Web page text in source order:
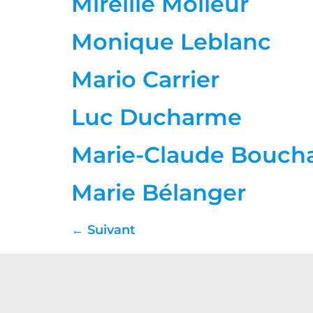
Monique Leblanc
Mario Carrier
Luc Ducharme
Marie-Claude
Marie Bélanger
← Suivant